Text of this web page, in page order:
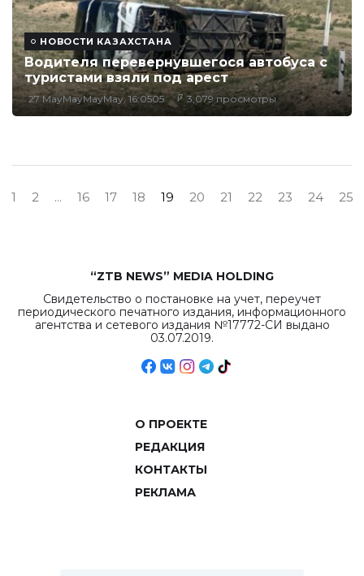
НОВОСТИ КАЗАХСТАНА
Водителя перевернувшегося автобуса с
туристами взяли под арест
27 MayMayMayMay, 16:0505 3,079 просмотры
1 2 ... 16 17 18 19 20 21 22 23 24 25
“ZTB NEWS” MEDIA HOLDING
Свидетельство о постановке на учет, переучет
периодического печатного издания, информационного
агентства и сетевого издания №17772-СИ выдано
03.07.2019.
О ПРОЕКТЕ
РЕДАКЦИЯ
КОНТАКТЫ
РЕКЛАМА